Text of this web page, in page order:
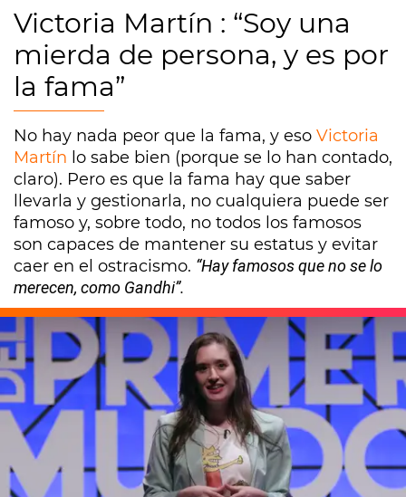
Victoria Martín : “Soy una
mierda de persona, y es por
la fama”
No hay nada peor que la fama, y eso Victoria
Martín lo sabe bien (porque se lo han contado,
claro). Pero es que la fama hay que saber
llevarla y gestionarla, no cualquiera puede ser
famoso y, sobre todo, no todos los famosos
son capaces de mantener su estatus y evitar
caer en el ostracismo. “Hay famosos que no se lo
merecen, como Gandhi”.